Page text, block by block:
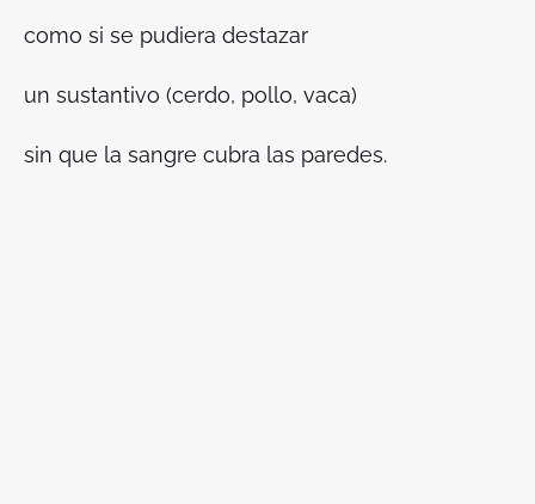
como si se pudiera destazar
un sustantivo (cerdo, pollo, vaca)
sin que la sangre cubra las paredes.